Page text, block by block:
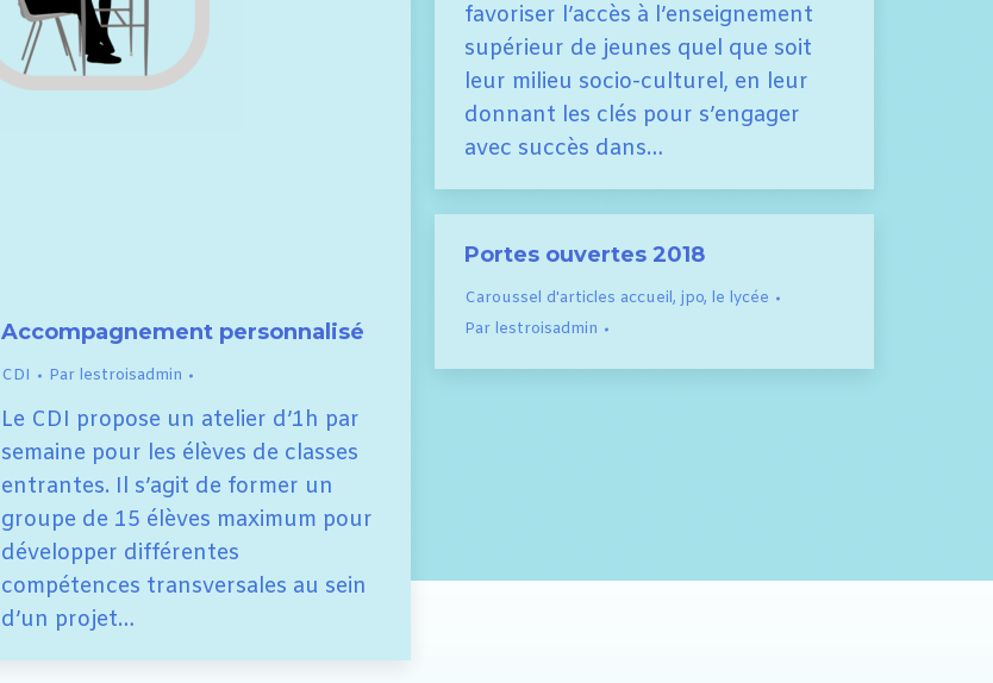
favoriser l’accès à l’enseignement
supérieur de jeunes quel que soit
leur milieu socio-culturel, en leur
donnant les clés pour s’engager
avec succès dans…
Accompagnement personnalisé
CDI Par lestroisadmin
Le CDI propose un atelier d’1h par
semaine pour les élèves de classes
entrantes. Il s’agit de former un
groupe de 15 élèves maximum pour
développer différentes
compétences transversales au sein
d’un projet…
Portes ouvertes 2018
Caroussel d'articles accueil, jpo, le lycée
Par lestroisadmin